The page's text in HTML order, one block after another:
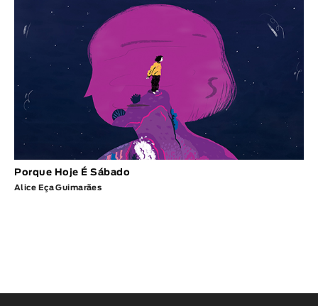
Porque Hoje É Sábado
Alice Eça Guimarães